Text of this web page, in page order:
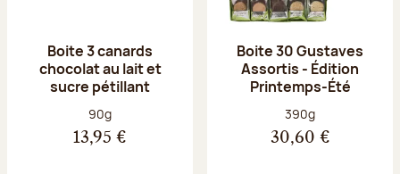
Boite 3 canards
chocolat au lait et
sucre pétillant
Poids net :
90g
13,95 €
Boite 30 Gustaves
Assortis - Édition
Printemps-Été
Poids net :
390g
30,60 €